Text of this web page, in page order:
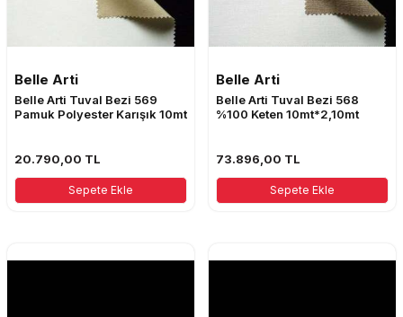
Belle Arti
Belle Arti Tuval Bezi 569
Pamuk Polyester Karışık 10mt
20.790,00 TL
Sepete Ekle
Belle Arti
Belle Arti Tuval Bezi 568
%100 Keten 10mt*2,10mt
73.896,00 TL
Sepete Ekle